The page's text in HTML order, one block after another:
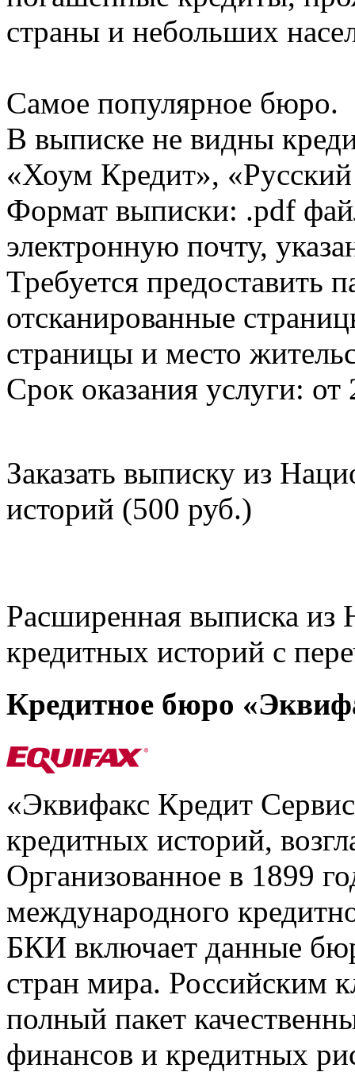
страны и небольших
Самое популярное бюро.
В выписке не видны
«Хоум Кредит»,
Формат выписки: .pdf
электронную почту,
Требуется предоставить
отсканированные
страницы и место
Срок оказания услуги: от
Заказать выписку из
историй (500 руб.)
Расширенная выписка из
кредитных историй с
Кредитное бюро
«Эквифакс Кредит
кредитных историй,
Организованное в 1899
международного
БКИ включает данные
стран мира. Российским
полный пакет
финансов и кредитных